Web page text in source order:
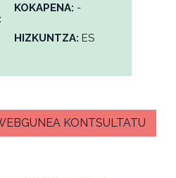
KOKAPENA: -
HIZKUNTZA: ES
KONTSULTATU